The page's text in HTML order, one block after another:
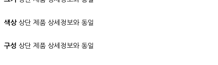
색상상단 제품 상세정보와 동일
구성 상단 제품 상세정보와 동일